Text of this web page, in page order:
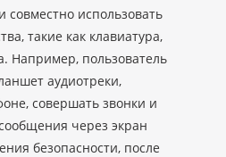
совместно использовать
такие как клавиатура,
Например, пользователь
аудиотреки,
совершать звонки и
через экран
безопасности, после